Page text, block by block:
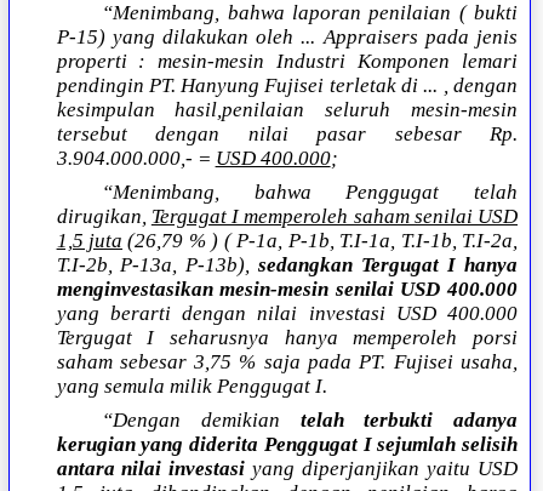
“Menimbang, bahwa laporan penilaian ( bukti
P-15) yang dilakukan oleh ... Appraisers pada jenis
properti : mesin-mesin Industri Komponen lemari
pendingin PT. Hanyung Fujisei terletak di ... , dengan
kesimpulan hasil,penilaian seluruh mesin-mesin
tersebut dengan nilai pasar sebesar Rp.
3.904.000.000,- = USD 400.000;
“Menimbang, bahwa Penggugat telah
dirugikan, Tergugat I memperoleh saham senilai USD
1,5 juta (26,79 % ) ( P-1a, P-1b, T.I-1a, T.I-1b, T.I-2a,
T.I-2b, P-13a, P-13b),sedangkan Tergugat I hanya
menginvestasikan mesin-mesin senilai USD 400.000
yang berarti dengan nilai investasi USD 400.000
Tergugat I seharusnya hanya memperoleh porsi
saham sebesar 3,75 % saja pada PT. Fujisei usaha,
yang semula milik Penggugat I.
“Dengan demikian telah terbukti adanya
kerugian yang diderita Penggugat I sejumlah selisih
antara nilai investasi yang diperjanjikan yaitu USD